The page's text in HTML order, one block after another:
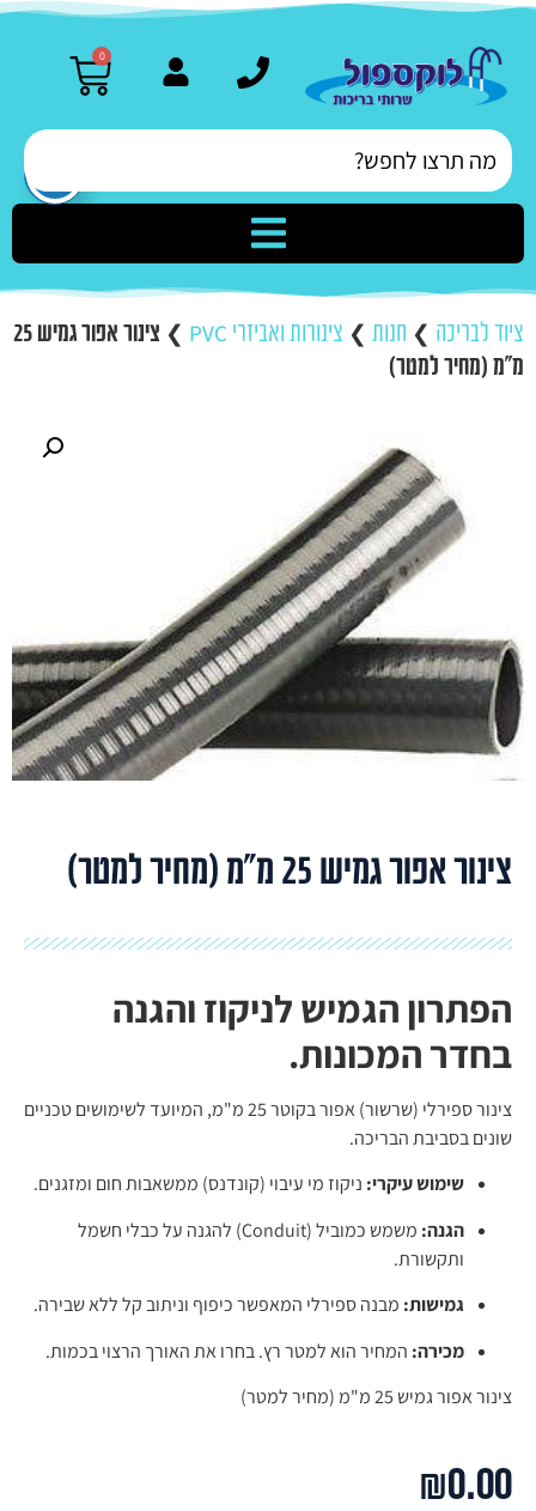
0
ציוד לבריכה ❯ חנות ❯ צינורות ואביזרי PVC ❯
צינור אפור גמיש 25
מ"מ (מחיר למטר)
צינור אפור גמיש 25 מ"מ (מחיר למטר)
הפתרון הגמיש לניקוז והגנה
בחדר המכונות.
צינור ספירלי (שרשור) אפור בקוטר 25 מ"מ, המיועד לשימושים טכניים
שונים בסביבת הבריכה.
שימוש עיקרי: ניקוז מי עיבוי (קונדנס) ממשאבות חום ומזגנים.
הגנה:
משמש כמוביל (Conduit) להגנה על כבלי חשמל
ותקשורת.
גמישות: מבנה ספירלי המאפשר כיפוף וניתוב קל ללא שבירה.
מכירה: המחיר הוא למטר רץ. בחרו את האורך הרצוי בכמות.
צינור אפור גמיש 25 מ"מ (מחיר למטר)
₪0.00